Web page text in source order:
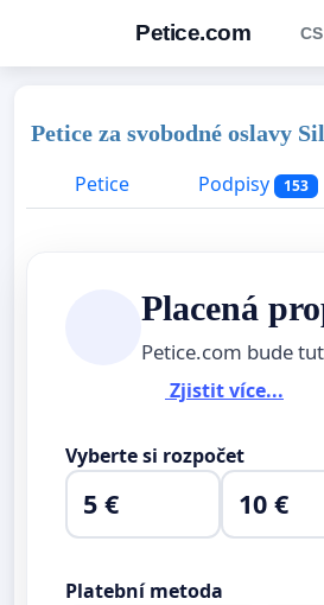
Petice.com
Petice za svobodné oslavy
Petice
Podpisy 153
Placená
Petice.com bude
Zjistit více...
Vyberte si rozpočet
5 € 10 €
Platební metoda